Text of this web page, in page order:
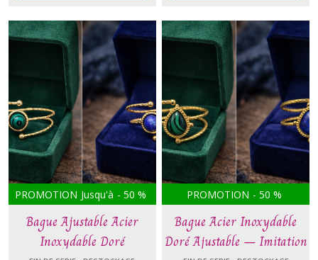
PROMOTION Jusqu'à - 50 %
Bague Ajustable Acier
Inoxydable Doré
PROMOTION - 50 %
Bague Acier Inoxydable
Doré Ajustable – Imitation